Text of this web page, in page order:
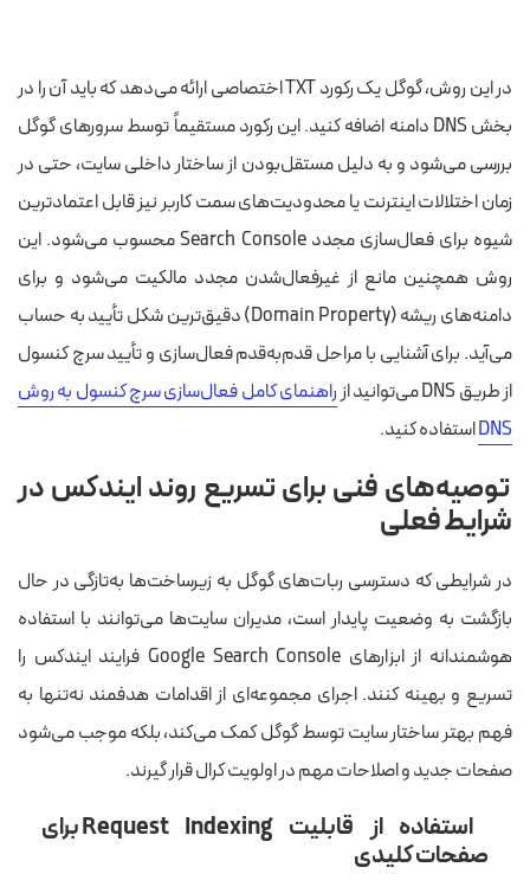
در این روش، گوگل یک رکورد TXT اختصاصی ارائه می‌دهد که باید آن را در
بخش DNS دامنه اضافه کنید. این رکورد مستقیماً توسط سرورهای گوگل
بررسی می‌شود و به دلیل مستقل‌بودن از ساختار داخلی سایت، حتی در
زمان اختلالات اینترنت یا محدودیت‌های سمت کاربر نیز قابل اعتمادترین
شیوه برای فعال‌سازی مجدد Search Console محسوب می‌شود. این
روش همچنین مانع از غیرفعال‌شدن مجدد مالکیت می‌شود و برای
دامنه‌های ریشه (Domain Property) دقیق‌ترین شکل تأیید به حساب
می‌آید. برای آشنایی با مراحل قدم‌به‌قدم فعال‌سازی و تأیید سرچ کنسول
از طریق DNS می‌توانید از
راهنمای کامل فعال‌سازی سرچ کنسول به روش
DNSاستفاده کنید.
توصیه‌های فنی برای تسریع روند ایندکس در
شرایط فعلی
در شرایطی که دسترسی ربات‌های گوگل به زیرساخت‌ها به‌تازگی در حال
بازگشت به وضعیت پایدار است، مدیران سایت‌ها می‌توانند با استفاده
هوشمندانه از ابزارهای Google Search Console فرایند ایندکس را
تسریع و بهینه کنند. اجرای مجموعه‌ای از اقدامات هدفمند نه‌تنها به
فهم بهتر ساختار سایت توسط گوگل کمک می‌کند، بلکه موجب می‌شود
صفحات جدید و اصلاحات مهم در اولویت کرال قرار گیرند.
استفاده از قابلیت Request Indexing برای
صفحات کلیدی